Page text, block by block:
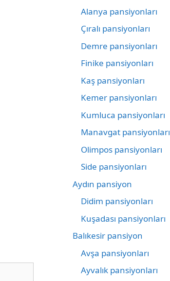
Alanya pansiyonları
Çıralı pansiyonları
Demre pansiyonları
Finike pansiyonları
Kaş pansiyonları
Kemer pansiyonları
Kumluca pansiyonları
Manavgat pansiyonları
Olimpos pansiyonları
Side pansiyonları
Aydın pansiyon
Didim pansiyonları
Kuşadası pansiyonları
Balıkesir pansiyon
Avşa pansiyonları
Ayvalık pansiyonları